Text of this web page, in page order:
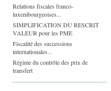
Relations fiscales franco-
luxembourgeoises...
SIMPLIFICATION DU RESCRIT
VALEUR pour les PME
Fiscalité des successions
internationales...
Régime du contrôle des prix de
transfert